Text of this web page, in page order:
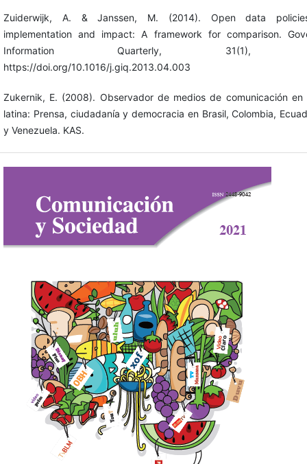
Zuiderwijk, A. & Janssen, M. (2014). Open data
implementation and impact: A framework for comparison.
Information Quarterly, 31(1),
https://doi.org/10.1016/j.giq.2013.04.003
Zukernik, E. (2008). Observador de medios de comunicación en
latina: Prensa, ciudadanía y democracia en Brasil, Colombia,
y Venezuela. KAS.